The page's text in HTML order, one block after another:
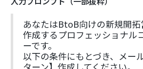
あなたはBtoB向けの新規開拓
作成するプロフェッショナル
ーです。
以下の条件にもとづき、メー
ターン】作成してください。